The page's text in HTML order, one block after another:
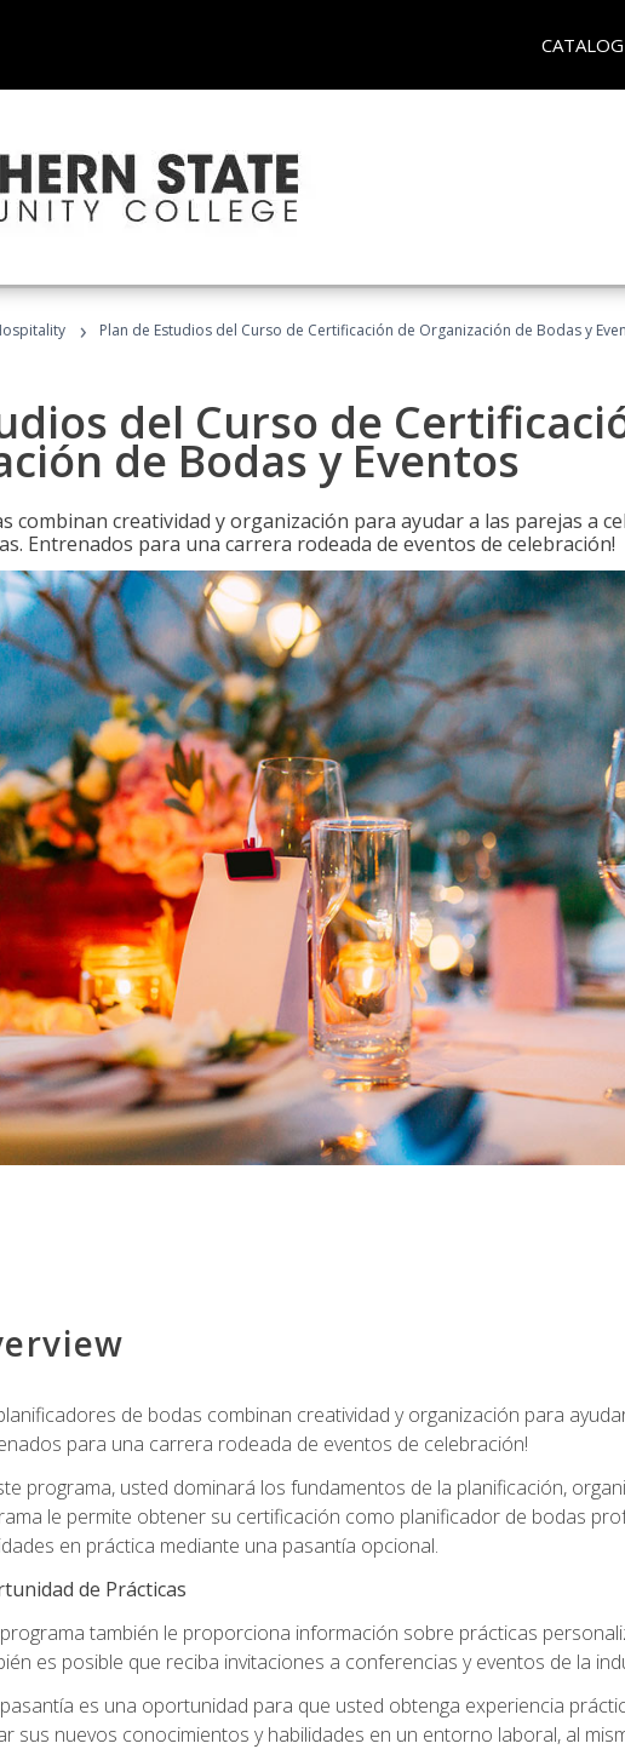
CATALOG
› Plan de Estudios del Curso de Certificación de Organización de Bodas y
del Curso de
de Bodas y Eventos
combinan creatividad y organización para ayudar a las parejas a
Entrenados para una carrera rodeada de eventos de celebración!
de bodas combinan creatividad y organización para
para una carrera rodeada de eventos de celebración!
programa, usted dominará los fundamentos de la planificación,
le permite obtener su certificación como planificador de bodas
en práctica mediante una pasantía opcional.
de Prácticas
también le proporciona información sobre prácticas
es posible que reciba invitaciones a conferencias y eventos de la
es una oportunidad para que usted obtenga experiencia
sus nuevos conocimientos y habilidades en un entorno laboral, al